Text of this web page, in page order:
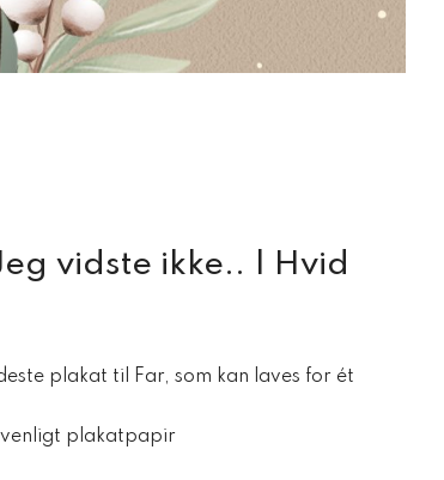
vidste ikke.. | Hvid
plakat til Far, som kan laves for ét
plakatpapir